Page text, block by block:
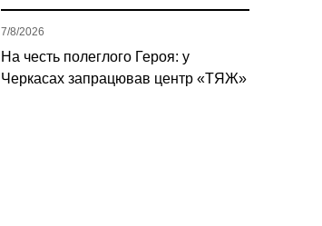
На честь полеглого Героя: у
Черкасах запрацював центр «ТЯЖ»
7/8/2026